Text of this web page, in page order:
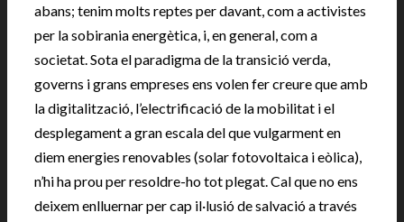
abans; tenim molts reptes per davant, com a activistes
per la sobirania energètica, i, en general, com a
societat. Sota el paradigma de la transició verda,
governs i grans empreses ens volen fer creure que amb
la digitalització, l’electrificació de la mobilitat i el
desplegament a gran escala del que vulgarment en
diem energies renovables (solar fotovoltaica i eòlica),
n’hi ha prou per resoldre-ho tot plegat. Cal que no ens
deixem enlluernar per cap il·lusió de salvació a través